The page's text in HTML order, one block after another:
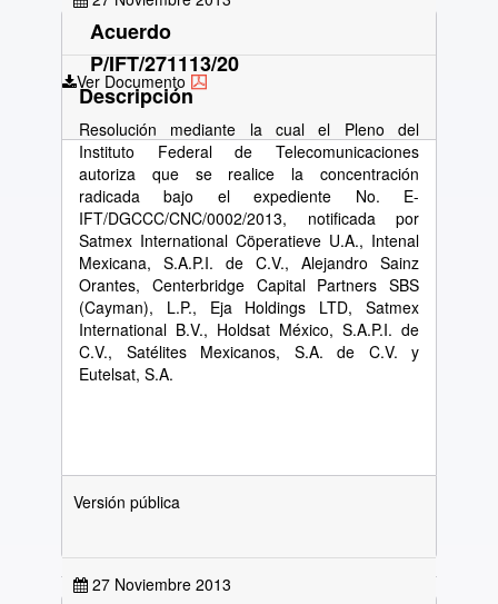
Ver Documento
Acuerdo
P/IFT/271113/20
Descripción
Resolución mediante la cual el Pleno del
Instituto Federal de Telecomunicaciones
autoriza que se realice la concentración
radicada bajo el expediente No. E-
IFT/DGCCC/CNC/0002/2013, notificada por
Satmex International Cöperatieve U.A., Intenal
Mexicana, S.A.P.I. de C.V., Alejandro Sainz
Orantes, Centerbridge Capital Partners SBS
(Cayman), L.P., Eja Holdings LTD, Satmex
International B.V., Holdsat México, S.A.P.I. de
C.V., Satélites Mexicanos, S.A. de C.V. y
Eutelsat, S.A.
Versión pública
27 Noviembre 2013